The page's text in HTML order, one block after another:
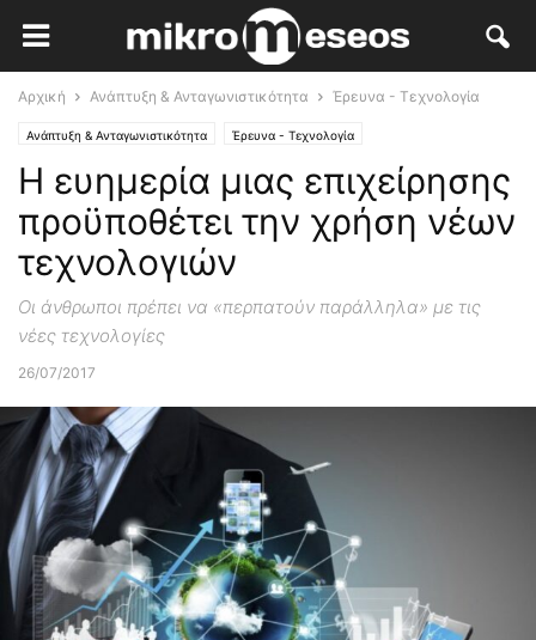
Αρχική Ανάπτυξη & Ανταγωνιστικότητα Έρευνα - Τεχνολογία
Ανάπτυξη & Ανταγωνιστικότητα Έρευνα - Τεχνολογία
Η ευημερία μιας επιχείρησης
προϋποθέτει την χρήση νέων
τεχνολογιών
Οι άνθρωποι πρέπει να «περπατούν παράλληλα» με τις
νέες τεχνολογίες
26/07/2017